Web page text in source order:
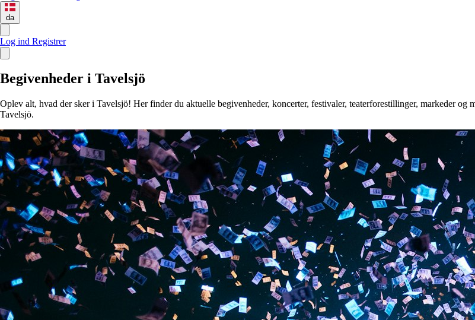
da
Log ind Registrer
Begivenheder i Tavelsjö
Oplev alt, hvad der sker i Tavelsjö! Her finder du aktuelle begivenheder, koncerter, festivaler, teaterforestillinger, markeder og
Tavelsjö.